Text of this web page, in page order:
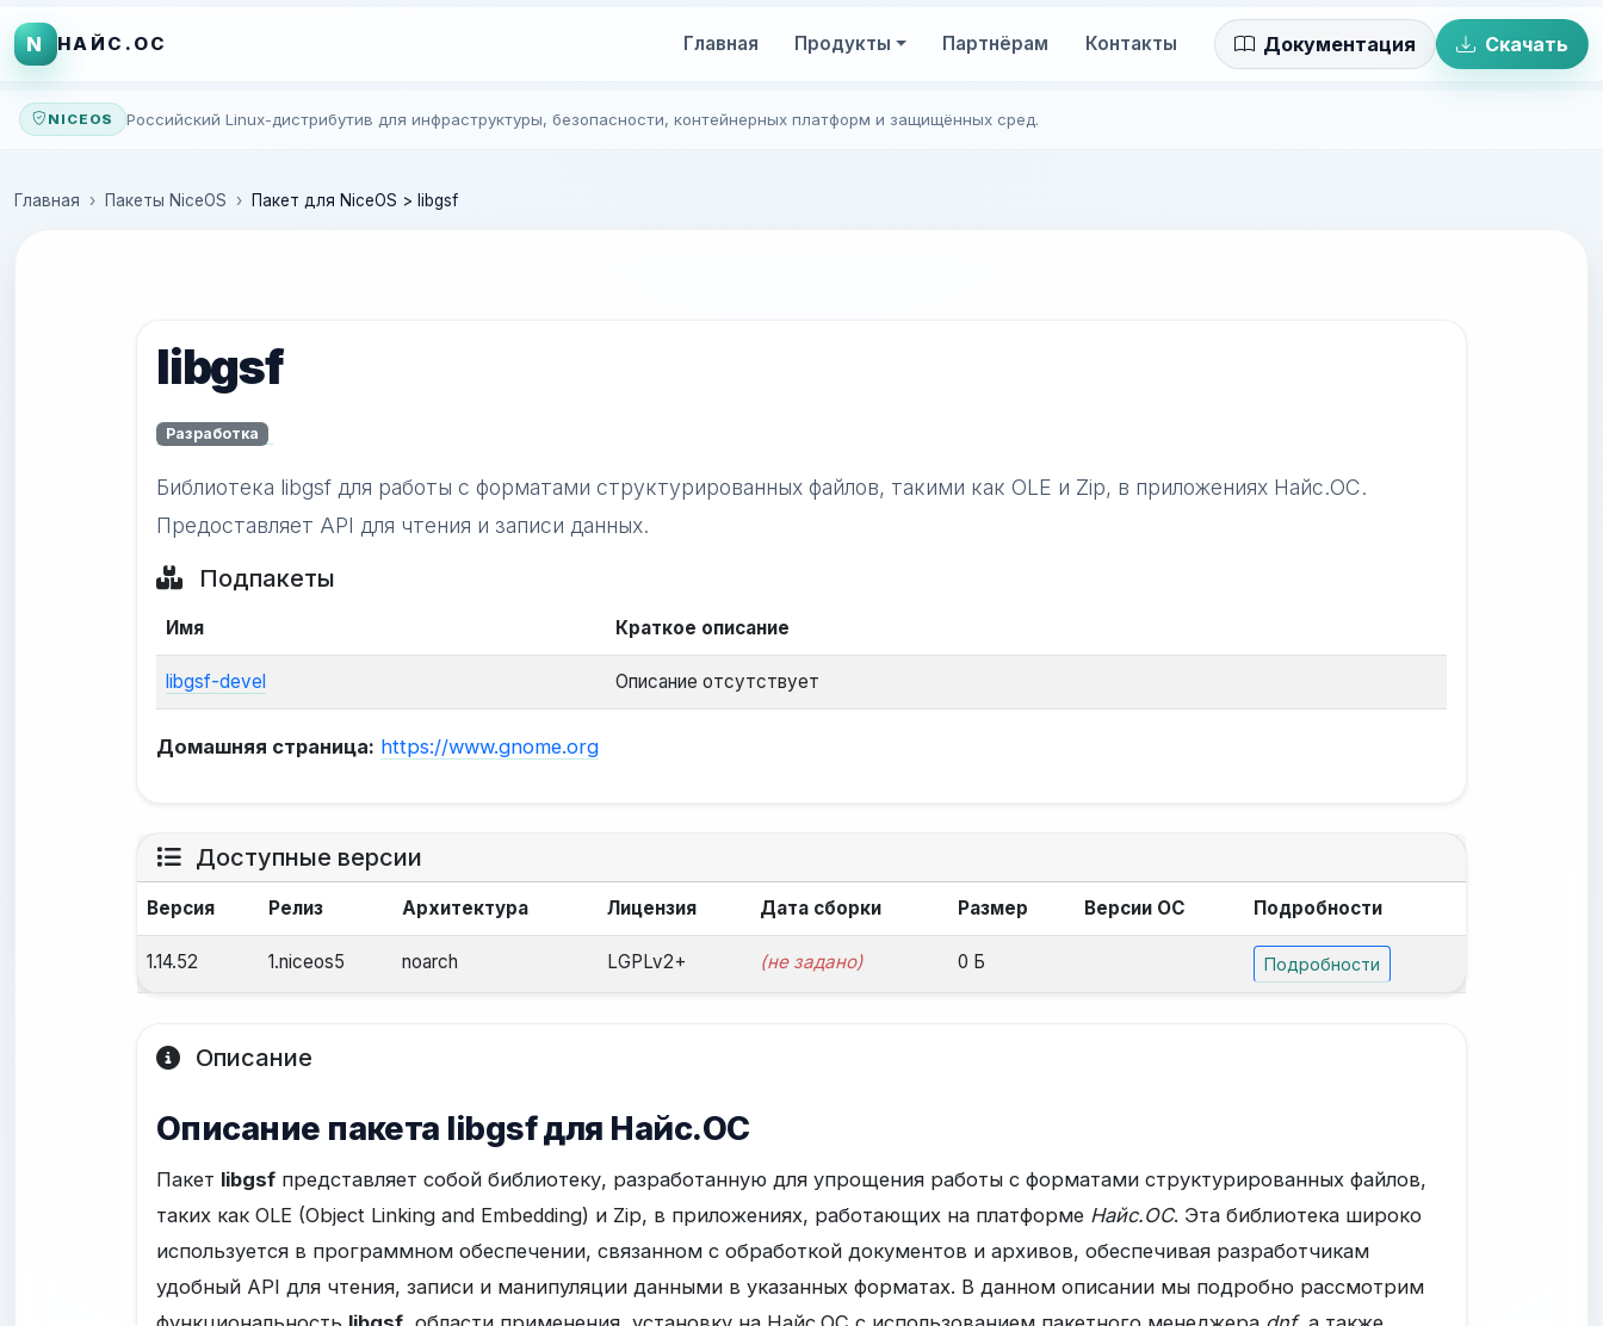
N НАЙС.ОС Главная Продукты Партнёрам Контакты Документация Скачать
NICEOS Российский Linux-дистрибутив для инфраструктуры, безопасности, контейнерных платформ и защищённых сред.
Главная Пакеты NiceOS Пакет для NiceOS > libgsf
libgsf
Разработка
Библиотека libgsf для работы с форматами структурированных файлов, такими как OLE и Zip, в приложениях Найс.ОС.
Предоставляет API для чтения и записи данных.
Подпакеты
Имя Краткое описание
libgsf-devel Описание отсутствует
Домашняя страница: https://www.gnome.org
Доступные версии
Версия Релиз Архитектура Лицензия Дата сборки Размер Версии ОС Подробности
1.14.52 1.niceos5 noarch LGPLv2+ (не задано) 0 Б Подробности
Описание
Описание пакета libgsf для Найс.ОС
Пакет libgsf представляет собой библиотеку, разработанную для упрощения работы с форматами структурированных файлов,
таких как OLE (Object Linking and Embedding) и Zip, в приложениях, работающих на платформе Найс.ОС. Эта библиотека широко
используется в программном обеспечении, связанном с обработкой документов и архивов, обеспечивая разработчикам
удобный API для чтения, записи и манипуляции данными в указанных форматах. В данном описании мы подробно рассмотрим